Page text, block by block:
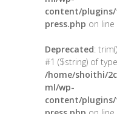
content/
press.php on line
Deprecated:
#1 ($string) of
/home/shoithi/
ml/wp-
content/